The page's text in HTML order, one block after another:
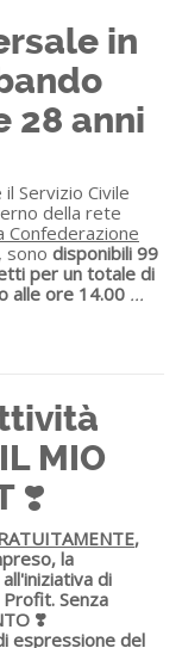
in
28 anni
Servizio Civile
della rete
Confederazione
, sono disponibili 99
per un totale di
alle ore 14.00 ...
MIO
❣️
,
la
di
Profit. Senza
❣️
espressione del